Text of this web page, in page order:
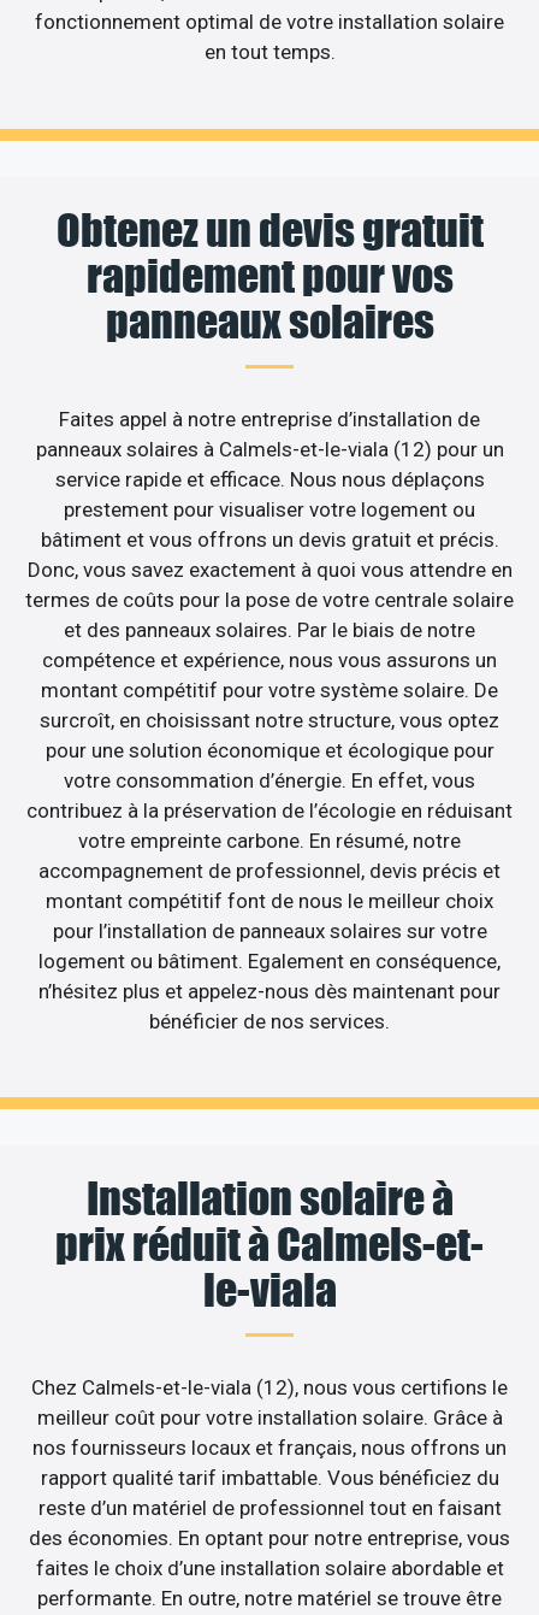
fonctionnement optimal de votre installation solaire
en tout temps.
Obtenez un devis gratuit
rapidement pour vos
panneaux solaires
Faites appel à notre entreprise d’installation de
panneaux solaires à Calmels-et-le-viala (12) pour un
service rapide et efficace. Nous nous déplaçons
prestement pour visualiser votre logement ou
bâtiment et vous offrons un devis gratuit et précis.
Donc, vous savez exactement à quoi vous attendre en
termes de coûts pour la pose de votre centrale solaire
et des panneaux solaires. Par le biais de notre
compétence et expérience, nous vous assurons un
montant compétitif pour votre système solaire. De
surcroît, en choisissant notre structure, vous optez
pour une solution économique et écologique pour
votre consommation d’énergie. En effet, vous
contribuez à la préservation de l’écologie en réduisant
votre empreinte carbone. En résumé, notre
accompagnement de professionnel, devis précis et
montant compétitif font de nous le meilleur choix
pour l’installation de panneaux solaires sur votre
logement ou bâtiment. Egalement en conséquence,
n’hésitez plus et appelez-nous dès maintenant pour
bénéficier de nos services.
Installation solaire à
prix réduit à Calmels-et-
le-viala
Chez Calmels-et-le-viala (12), nous vous certifions le
meilleur coût pour votre installation solaire. Grâce à
nos fournisseurs locaux et français, nous offrons un
rapport qualité tarif imbattable. Vous bénéficiez du
reste d’un matériel de professionnel tout en faisant
des économies. En optant pour notre entreprise, vous
faites le choix d’une installation solaire abordable et
performante. En outre, notre matériel se trouve être